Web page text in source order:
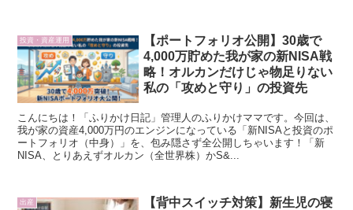
投資・資産運用
【ポートフォリオ公開】30歳で
4,000万貯めた我が家の新NISA戦
略！オルカンだけじゃ物足りない
私の「攻めと守り」の投資先
こんにちは！「ふりかけ日記」管理人のふりかけママです。今回は、
我が家の資産4,000万円のエンジンになっている「新NISAと投資のポ
ートフォリオ（中身）」を、包み隠さず全公開しちゃいます！「新
NISA、とりあえずオルカン（全世界株）かS&...
出産
【背中スイッチ対策】新生児の寝